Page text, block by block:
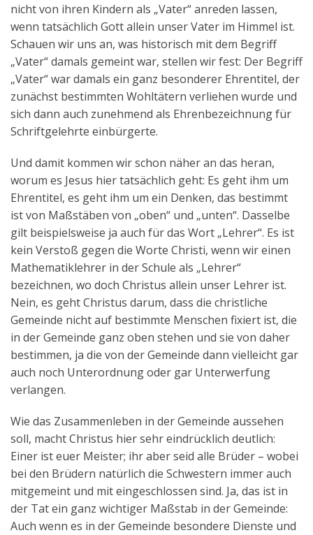
nicht von ihren Kindern als „Vater“ anreden lassen,
wenn tatsächlich Gott allein unser Vater im Himmel ist.
Schauen wir uns an, was historisch mit dem Begriff
„Vater“ damals gemeint war, stellen wir fest: Der Begriff
„Vater“ war damals ein ganz besonderer Ehrentitel, der
zunächst bestimmten Wohltätern verliehen wurde und
sich dann auch zunehmend als Ehrenbezeichnung für
Schriftgelehrte einbürgerte.
Und damit kommen wir schon näher an das heran,
worum es Jesus hier tatsächlich geht: Es geht ihm um
Ehrentitel, es geht ihm um ein Denken, das bestimmt
ist von Maßstäben von „oben“ und „unten“. Dasselbe
gilt beispielsweise ja auch für das Wort „Lehrer“. Es ist
kein Verstoß gegen die Worte Christi, wenn wir einen
Mathematiklehrer in der Schule als „Lehrer“
bezeichnen, wo doch Christus allein unser Lehrer ist.
Nein, es geht Christus darum, dass die christliche
Gemeinde nicht auf bestimmte Menschen fixiert ist, die
in der Gemeinde ganz oben stehen und sie von daher
bestimmen, ja die von der Gemeinde dann vielleicht gar
auch noch Unterordnung oder gar Unterwerfung
verlangen.
Wie das Zusammenleben in der Gemeinde aussehen
soll, macht Christus hier sehr eindrücklich deutlich:
Einer ist euer Meister; ihr aber seid alle Brüder – wobei
bei den Brüdern natürlich die Schwestern immer auch
mitgemeint und mit eingeschlossen sind. Ja, das ist in
der Tat ein ganz wichtiger Maßstab in der Gemeinde:
Auch wenn es in der Gemeinde besondere Dienste und